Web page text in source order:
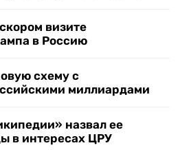
визите
в Россию
схему с
миллиардами
назвал ее
в интересах ЦРУ